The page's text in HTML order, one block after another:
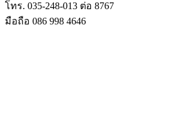
โทร. 035-248-013 ต่อ 8767
มือถือ 086 998 4646